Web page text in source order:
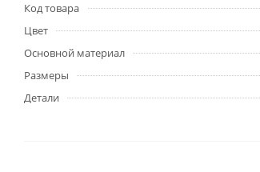
Код товара
Цвет
Основной материал
Размеры
Детали